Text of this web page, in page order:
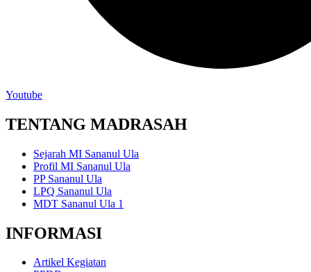
Youtube
TENTANG MADRASAH
Sejarah MI Sananul Ula
Profil MI Sananul Ula
PP Sananul Ula
LPQ Sananul Ula
MDT Sananul Ula 1
INFORMASI
Artikel Kegiatan